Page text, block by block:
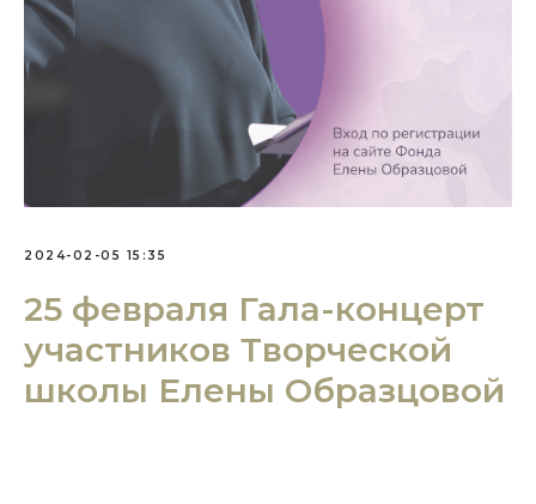
2024-02-05 15:35
25 февраля Гала-концерт
участников Творческой
школы Елены Образцовой